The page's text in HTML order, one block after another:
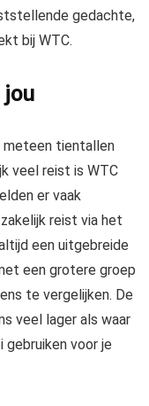
gedachte,
bij WTC.
meteen tientallen
veel reist is WTC
er vaak
reist via het
een uitgebreide
een grotere groep
te vergelijken. De
veel lager als waar
gebruiken voor je